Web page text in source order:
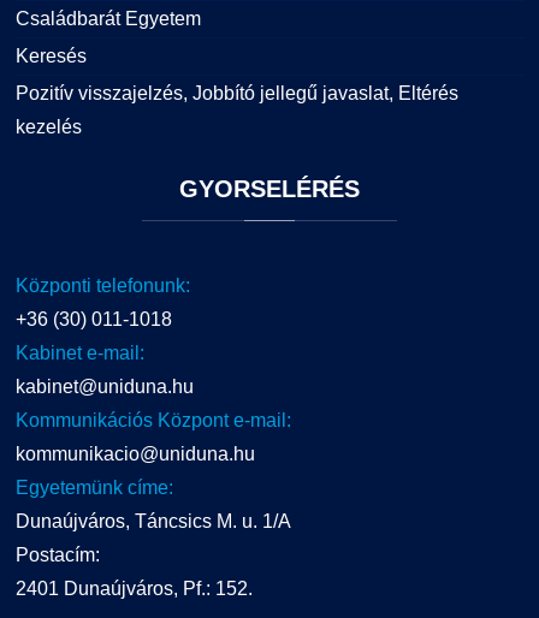
Családbarát Egyetem
Keresés
Pozitív visszajelzés, Jobbító jellegű javaslat, Eltérés
kezelés
GYORSELÉRÉS
Központi telefonunk:
+36 (30) 011-1018
Kabinet e-mail:
kabinet@uniduna.hu
Kommunikációs Központ e-mail:
kommunikacio@uniduna.hu
Egyetemünk címe:
Dunaújváros, Táncsics M. u. 1/A
Postacím:
2401 Dunaújváros, Pf.: 152.